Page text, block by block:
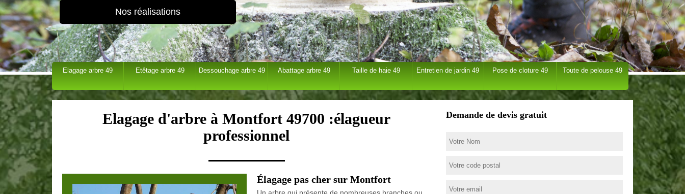
Nos réalisations
Elagage arbre 49 Etêtage arbre 49 Dessouchage arbre 49 Abattage arbre 49 Taille de haie 49 Entretien de jardin 49 Pose de cloture 49 Toute de pelouse 49
Elagage d'arbre à Montfort 49700 :élagueur
professionnel
Élagage pas cher sur Montfort
Demande de devis gratuit